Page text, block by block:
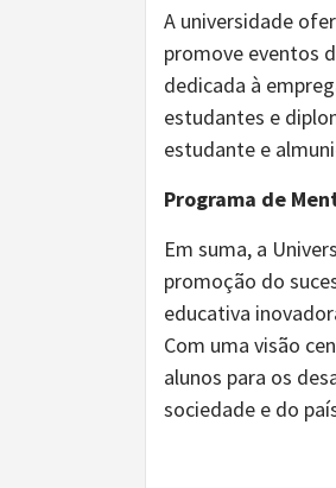
A universidade
promove eventos
dedicada à
estudantes e
estudante e
Programa de
Em suma, a
promoção do
educativa
Com uma visão
alunos para os
sociedade e do